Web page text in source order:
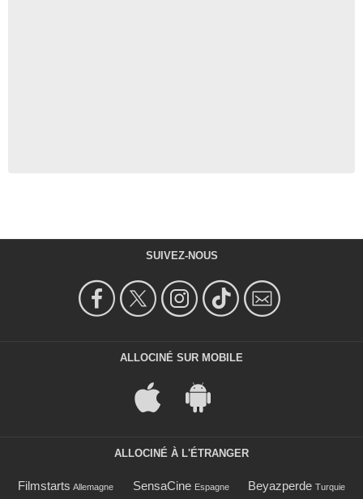
SUIVEZ-NOUS
ALLOCINÉ SUR MOBILE
ALLOCINÉ À L'ÉTRANGER
Filmstarts Allemagne SensaCine Espagne Beyazperde Turquie